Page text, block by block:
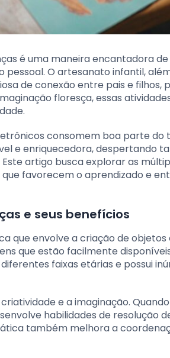
é uma maneira encantadora
O artesanato infantil,
de conexão entre pais e filhos,
floresça, essas
consomem boa parte
e enriquecedora, despertando
artigo busca explorar as
favorecem o aprendizado e
e seus benefícios
que envolve a criação de
que estão facilmente
faixas etárias e possui
e a imaginação.
habilidades de resolução
também melhora a